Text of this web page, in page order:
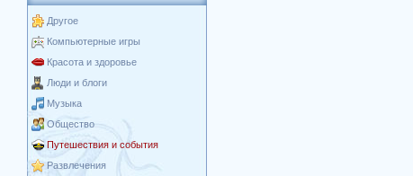
Другое
Компьютерные игры
Красота и здоровье
Люди и блоги
Музыка
Общество
Путешествия и события
Развлечения